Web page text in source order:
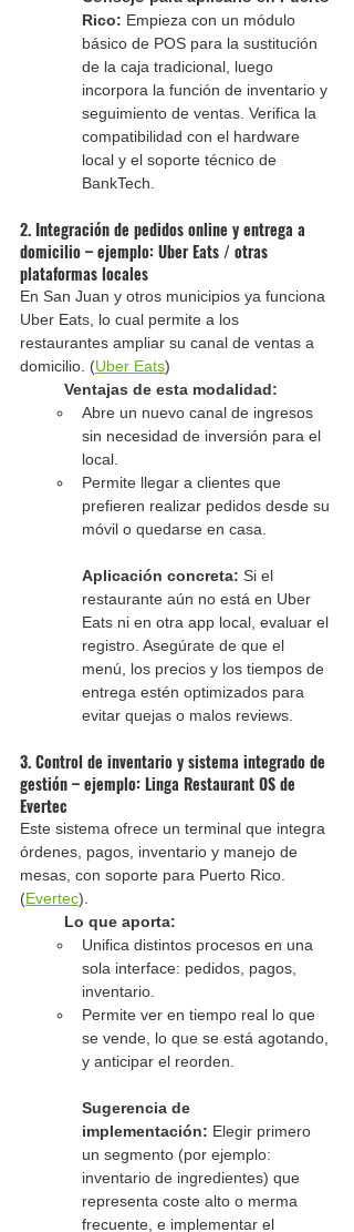
Rico: Empieza con un módulo
básico de POS para la sustitución
de la caja tradicional, luego
incorpora la función de inventario y
seguimiento de ventas. Verifica la
compatibilidad con el hardware
local y el soporte técnico de
BankTech.
2. Integración de pedidos online y entrega a
domicilio – ejemplo: Uber Eats / otras
plataformas locales
En San Juan y otros municipios ya funciona
Uber Eats, lo cual permite a los
restaurantes ampliar su canal de ventas a
domicilio. (Uber Eats)
Ventajas de esta modalidad:
Abre un nuevo canal de ingresos
sin necesidad de inversión para el
local.
Permite llegar a clientes que
prefieren realizar pedidos desde su
móvil o quedarse en casa.
Aplicación concreta: Si el
restaurante aún no está en Uber
Eats ni en otra app local, evaluar el
registro. Asegúrate de que el
menú, los precios y los tiempos de
entrega estén optimizados para
evitar quejas o malos reviews.
3. Control de inventario y sistema integrado de
gestión – ejemplo: Linga Restaurant OS de
Evertec
Este sistema ofrece un terminal que integra
órdenes, pagos, inventario y manejo de
mesas, con soporte para Puerto Rico.
(Evertec).
Lo que aporta:
Unifica distintos procesos en una
sola interface: pedidos, pagos,
inventario.
Permite ver en tiempo real lo que
se vende, lo que se está agotando,
y anticipar el reorden.
Sugerencia de
implementación: Elegir primero
un segmento (por ejemplo:
inventario de ingredientes) que
representa coste alto o merma
frecuente, e implementar el